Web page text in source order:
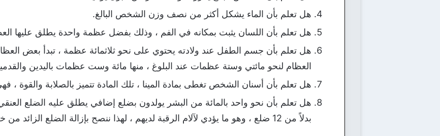
هل تعلم بأن الماء يشكل أكثر من نصف وزن الشخص البالغ.
هل تعلم بأن اللسان يثبت بمكانه في الفم ، وذلك بفضل عظمة واحدة يطلق عليها
هل تعلم بأن جسم الطفل عند ولادته يحتوي على نحو ثلاثمائة عظمة ، تبدأ بعض العظام
العظام لنحو مائتي وستة عظمات عند البلوغ ، منها مائة وست عظمات باليدين
هل تعلم بأن أسنان الشخص تغطى بمادة المينا ، تلك المادة تتميز بالصلابة والقوة ،
بدلاً من 12 ضلع ، وهو ما يؤدي لآلام الرقبة لديهم ، لهذا ننصح بإزالة الضلع الزائد من خلال الجراحة.